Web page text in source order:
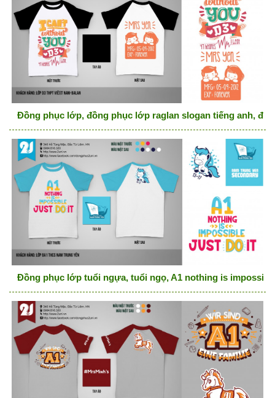
Đồng phục lớp, đồng phục lớp raglan slogan tiếng anh,
Đồng phục lớp tuổi ngựa, tuổi ngọ, A1 nothing is